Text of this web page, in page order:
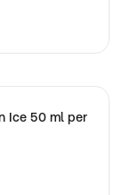
Ice 50 ml per